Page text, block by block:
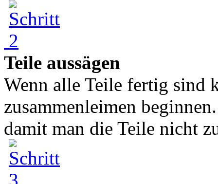
Teile aussägen
Wenn alle Teile fertig sind
zusammenleimen
damit man die Teile nicht